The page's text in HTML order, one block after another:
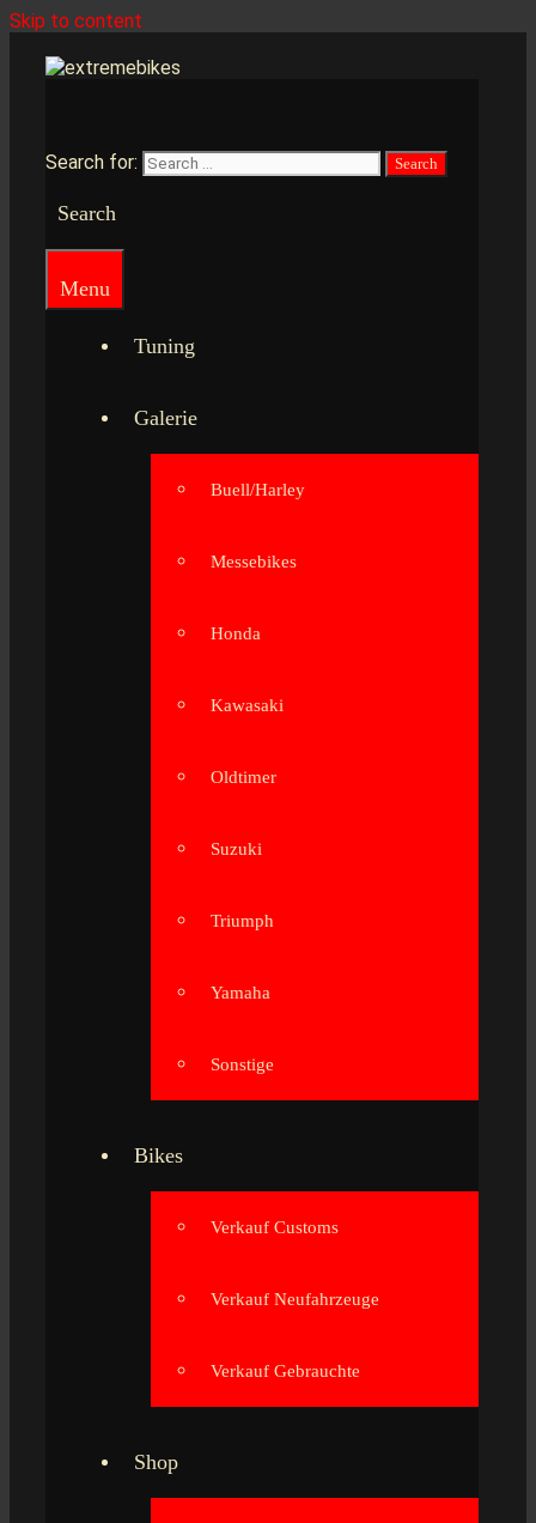
Skip to content
Search for:
Search
Menu
Tuning
Galerie
Buell/Harley
Messebikes
Honda
Kawasaki
Oldtimer
Suzuki
Triumph
Yamaha
Sonstige
Bikes
Verkauf Customs
Verkauf Neufahrzeuge
Verkauf Gebrauchte
Shop